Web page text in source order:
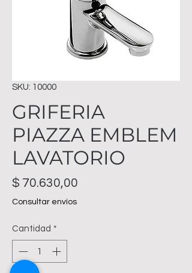
SKU: 10000
GRIFERIA
PIAZZA EMBLEM
LAVATORIO
$ 70.630,00
Consultar envíos
Cantidad *